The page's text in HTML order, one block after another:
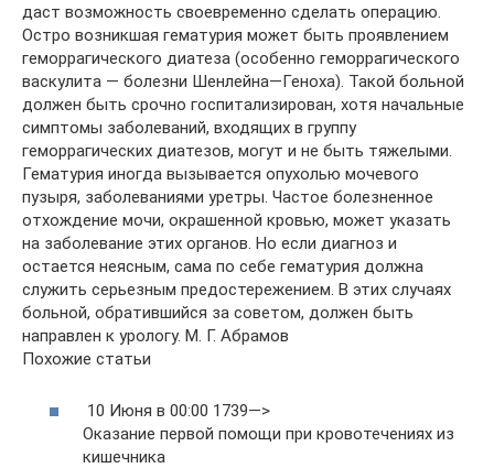
даст возможность своевременно сделать операцию.
Остро возникшая гематурия может быть проявлением
геморрагического диатеза (особенно геморрагического
васкулита — болезни Шенлейна—Геноха). Такой больной
должен быть срочно госпитализирован, хотя начальные
симптомы заболеваний, входящих в группу
геморрагических диатезов, могут и не быть тяжелыми.
Гематурия иногда вызывается опухолью мочевого
пузыря, заболеваниями уретры. Частое болезненное
отхождение мочи, окрашенной кровью, может указать
на заболевание этих органов. Но если диагноз и
остается неясным, сама по себе гематурия должна
служить серьезным предостережением. В этих случаях
больной, обратившийся за советом, должен быть
направлен к урологу. М. Г. Абрамов
Похожие статьи
10 Июня в 00:00 1739—>
Оказание первой помощи при кровотечениях из
кишечника